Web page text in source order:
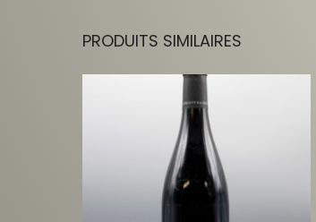
PRODUITS SIMILAIRES